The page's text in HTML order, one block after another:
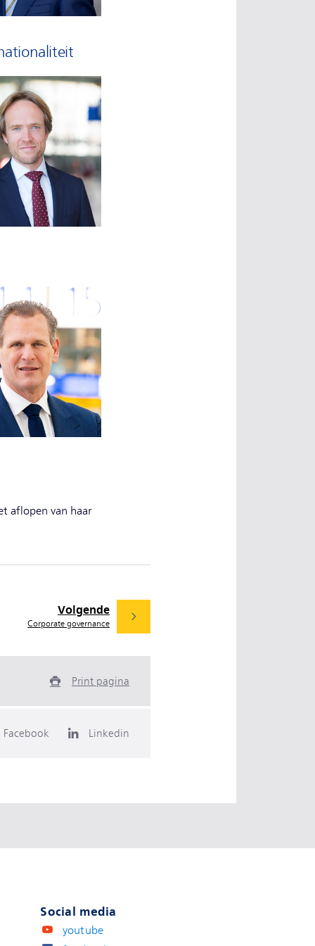
aflopen van haar
Volgende
Corporate governance
Print pagina
Facebook Linkedin
Social media
youtube